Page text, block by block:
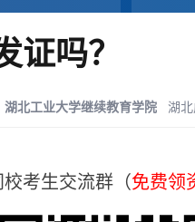
证吗？
湖北工业大学继续教育学院 湖北
校考生交流群（免费领